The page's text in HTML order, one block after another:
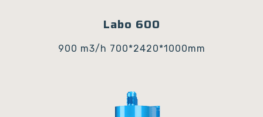
Labo 600
900 m3/h 700*2420*1000mm